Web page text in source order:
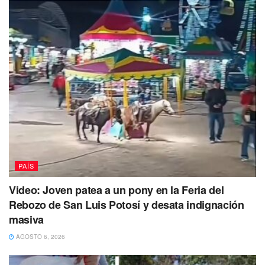
complejo mantiene suoperación normaly no se prevén
afectaciones en el abasto de productos para la región.
Por su parte, laCoordinación Estatal de Protección Civil
de Oaxacarealizó recorridos en las zonas habitacionales
cercanas, descartando daños estructurales en las
viviendas tras el estruendo.
PAÍS
Video: Joven patea a un pony en la Feria del
Rebozo de San Luis Potosí y desata indignación
masiva
AGOSTO 6, 2026